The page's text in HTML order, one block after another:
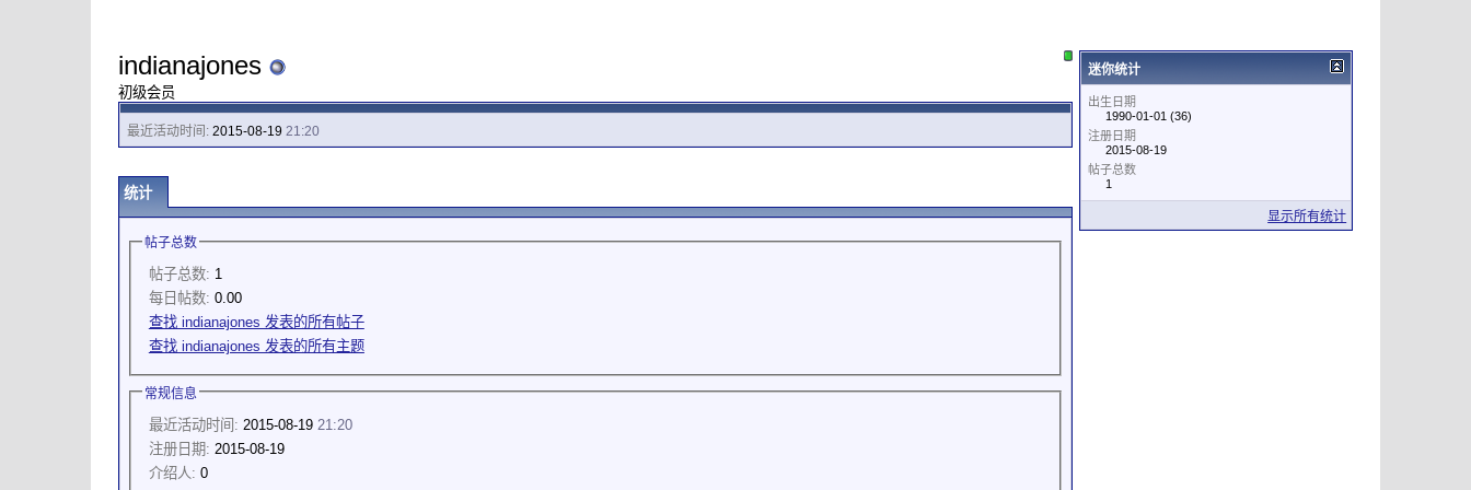
indianajones
初级会员
最近活动时间:2015-08-19 21:20
统计
帖子总数
帖子总数: 1
每日帖数: 0.00
查找 indianajones 发表的所有帖子
查找 indianajones 发表的所有主题
常规信息
最近活动时间: 2015-08-19 21:20
注册日期: 2015-08-19
介绍人: 0
迷你统计
出生日期
1990-01-01 (36)
注册日期
2015-08-19
帖子总数
1
显示所有统计